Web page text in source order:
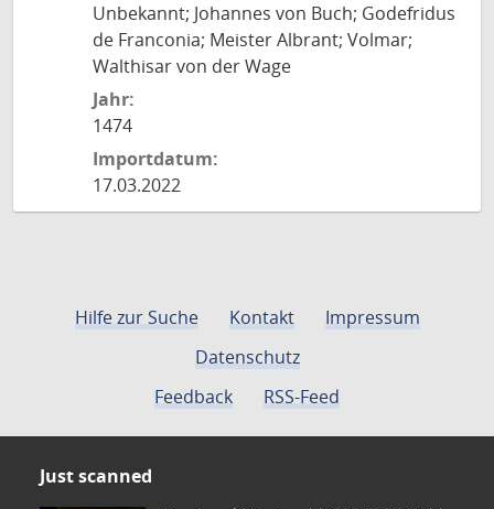
Unbekannt; Johannes von Buch; Godefridus
de Franconia; Meister Albrant; Volmar;
Walthisar von der Wage
Jahr:
1474
Importdatum:
17.03.2022
Hilfe zur Suche Kontakt
Impressum
Datenschutz
Feedback
RSS-Feed
Just scanned